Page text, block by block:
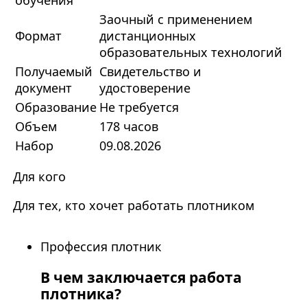
Формат
Заочный с применением
дистанционных
образовательных технологий
Получаемый
документ
Свидетельство и
удостоверение
Образование Не требуется
Объем
178 часов
Набор
09.08.2026
Для кого
Для тех, кто хочет работать плотником
Профессия плотник
В чем заключается работа
плотника?